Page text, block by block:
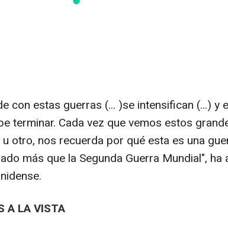
con estas guerras (... )se intensifican (...) y
terminar. Cada vez que vemos estos
otro, nos recuerda por qué esta es una
más que la Segunda Guerra Mundial", ha
A LA VISTA